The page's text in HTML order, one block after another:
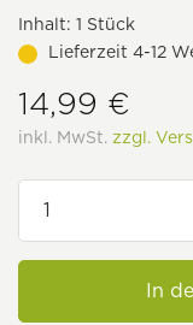
Inhalt: 1 Stück
Lieferzeit 4-12
14,99 €
inkl. MwSt. zzgl.
In